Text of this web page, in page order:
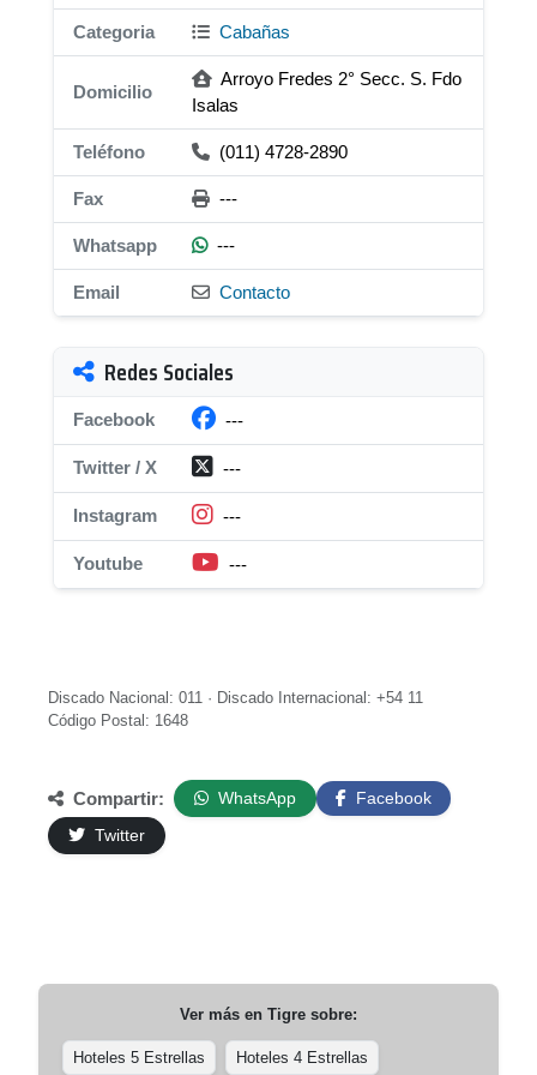
Categoria Cabañas
Domicilio
Arroyo Fredes 2° Secc. S. Fdo
Isalas
Teléfono (011) 4728-2890
Fax ---
Whatsapp ---
Email Contacto
Redes Sociales
Facebook ---
Twitter / X ---
Instagram ---
Youtube ---
Discado Nacional: 011 · Discado Internacional: +54 11
Código Postal: 1648
Compartir: WhatsApp
Facebook
Twitter
Ver más en Tigre sobre:
Hoteles 5 Estrellas Hoteles 4 Estrellas